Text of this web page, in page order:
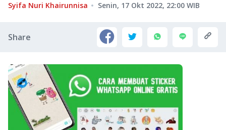
Syifa Nuri Khairunnisa Senin, 17 Okt 2022, 22:00 WIB
Share